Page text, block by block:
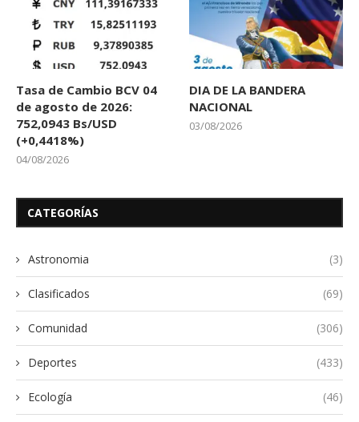
Tasa de Cambio BCV 04
de agosto de 2026:
752,0943 Bs/USD
(+0,4418%)
04/08/2026
DIA DE LA BANDERA
NACIONAL
03/08/2026
CATEGORÍAS
Astronomia (3)
Clasificados (69)
Comunidad (306)
Deportes (433)
Ecología (46)